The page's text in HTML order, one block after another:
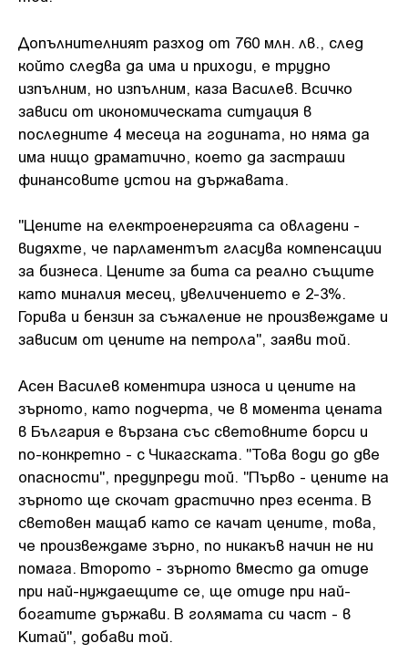
Допълнителният разход от 760 млн. лв., след
който следва да има и приходи, е трудно
изпълним, но изпълним, каза Василев. Всичко
зависи от икономическата ситуация в
последните 4 месеца на годината, но няма да
има нищо драматично, което да застраши
финансовите устои на държавата.
"Цените на електроенергията са овладени -
видяхте, че парламентът гласува компенсации
за бизнеса. Цените за бита са реално същите
като миналия месец, увеличението е 2-3%.
Горива и бензин за съжаление не произвеждаме и
зависим от цените на петрола", заяви той.
Асен Василев коментира износа и цените на
зърното, като подчерта, че в момента цената
в България е вързана със световните борси и
по-конкретно - с Чикагската. "Това води до две
опасности", предупреди той. "Първо - цените на
зърното ще скочат драстично през есента. В
световен мащаб като се качат цените, това,
че произвеждаме зърно, по никакъв начин не ни
помага. Второто - зърното вместо да отиде
при най-нуждаещите се, ще отиде при най-
богатите държави. В голямата си част - в
Китай", добави той.